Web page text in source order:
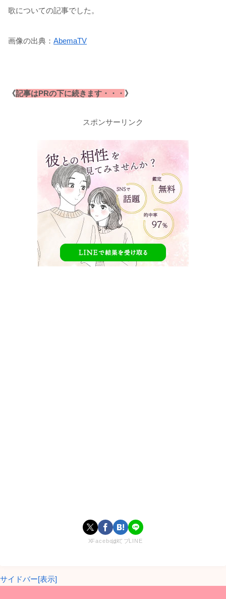
歌についての記事でした。
画像の出典： AbemaTV
《記事はPRの下に続きます・・・ 》
スポンサーリンク
XFacebookはてブLINE
サイドバー[表示]